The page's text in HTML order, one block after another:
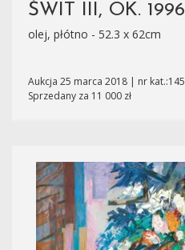
ŚWIT III, OK. 1996
olej, płótno - 52.3 x 62cm
Aukcja 25 marca 2018 | nr kat.:145
Sprzedany za 11 000 zł